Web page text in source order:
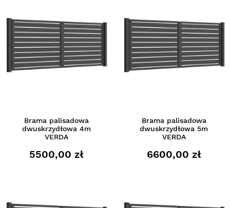
Brama palisadowa
dwuskrzydłowa 4m
VERDA
5500,00 zł
Brama palisadowa
dwuskrzydłowa 5m
VERDA
6600,00 zł